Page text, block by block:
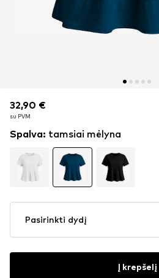
32,90 €
su PVM
32,90 €
su PVM
Spalva: tamsiai mėlyna
Pasirinkti dydį
Į krepšelį